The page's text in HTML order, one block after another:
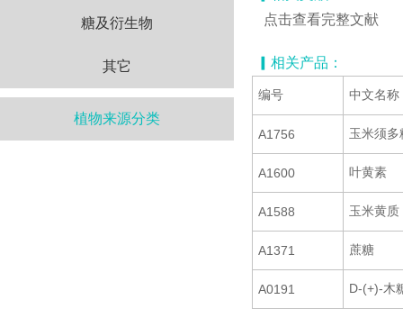
糖及衍生物
其它
植物来源分类
点击查看完整文献
▎相关产品：
编号 中文名称
A1756 玉米须多
A1600 叶黄素
A1588 玉米黄质
A1371 蔗糖
A0191 D-(+)-木